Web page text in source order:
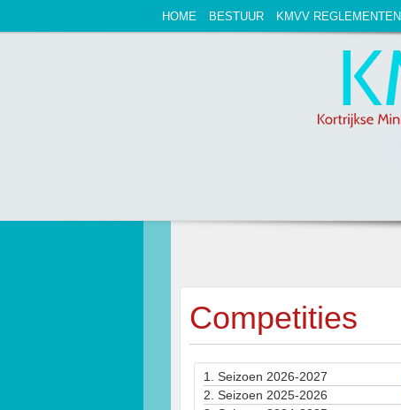
HOME BESTUUR KMVV REGLEMENTEN
Competities
1. Seizoen 2026-2027
2. Seizoen 2025-2026